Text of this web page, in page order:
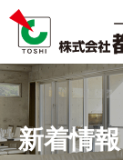
新着情報